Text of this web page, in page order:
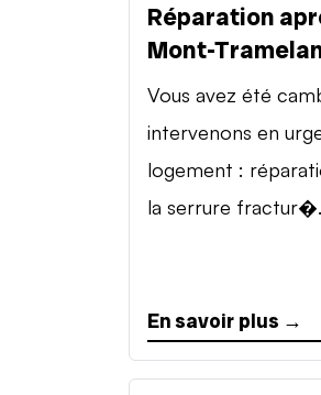
Réparation
Mont-
Vous avez été
intervenons en
logement :
la serrure
En savoir plus →